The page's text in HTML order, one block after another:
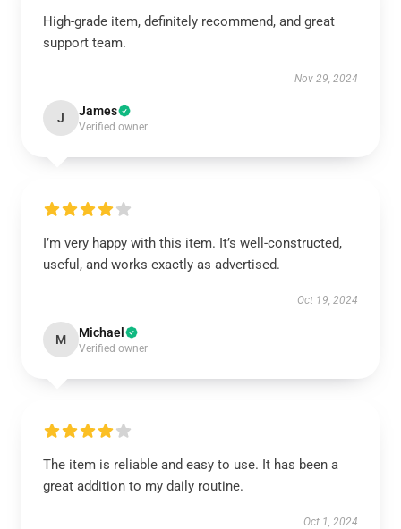
High-grade item, definitely recommend, and great
support team.
Nov 29, 2024
J James
Verified owner
I’m very happy with this item. It’s well-constructed,
useful, and works exactly as advertised.
Oct 19, 2024
M Michael
Verified owner
The item is reliable and easy to use. It has been a
great addition to my daily routine.
Oct 1, 2024